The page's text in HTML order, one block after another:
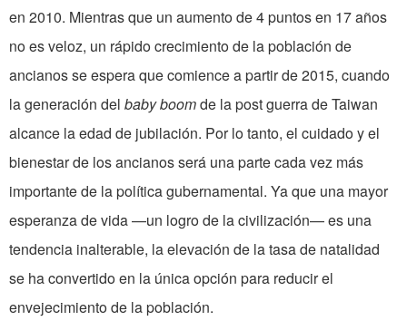
en 2010. Mientras que un aumento de 4 puntos en 17 años
no es veloz, un rápido crecimiento de la población de
ancianos se espera que comience a partir de 2015, cuando
la generación del baby boomde la post guerra de Taiwan
alcance la edad de jubilación. Por lo tanto, el cuidado y el
bienestar de los ancianos será una parte cada vez más
importante de la política gubernamental. Ya que una mayor
esperanza de vida —un logro de la civilización— es una
tendencia inalterable, la elevación de la tasa de natalidad
se ha convertido en la única opción para reducir el
envejecimiento de la población.